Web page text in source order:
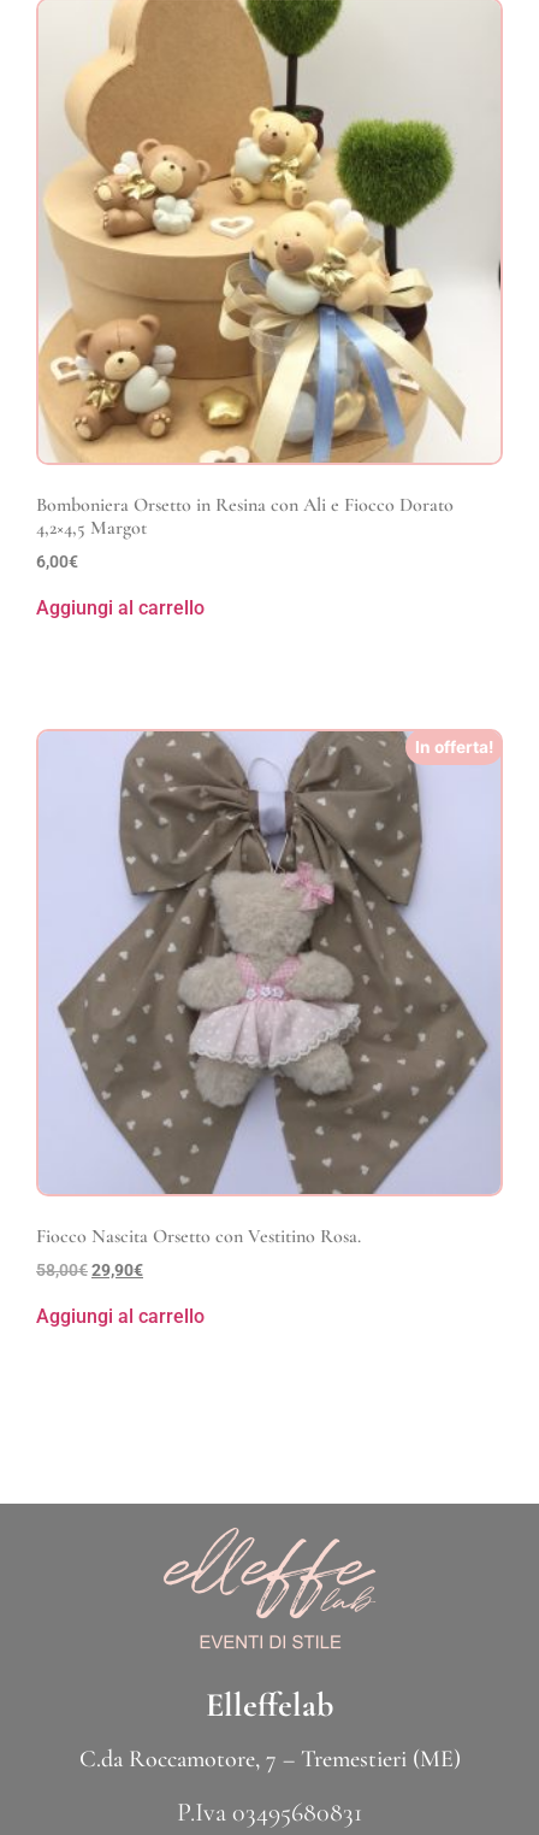
Bomboniera Orsetto in Resina con Ali e Fiocco Dorato
4,2×4,5 Margot
6,00€
Aggiungi al carrello
In offerta!
Fiocco Nascita Orsetto con Vestitino Rosa.
58,00€29,90€
Aggiungi al carrello
Elleffelab
C.da Roccamotore, 7 – Tremestieri (ME)
P.Iva 03495680831